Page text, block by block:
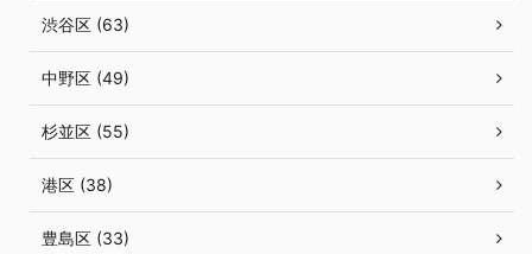
渋谷区 (63)
中野区 (49)
杉並区 (55)
港区 (38)
豊島区 (33)